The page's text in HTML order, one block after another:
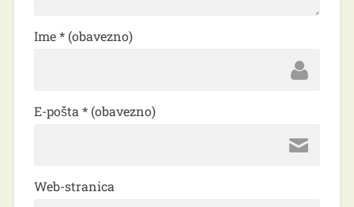
Ime* (obavezno)
E-pošta * (obavezno)
Web-stranica